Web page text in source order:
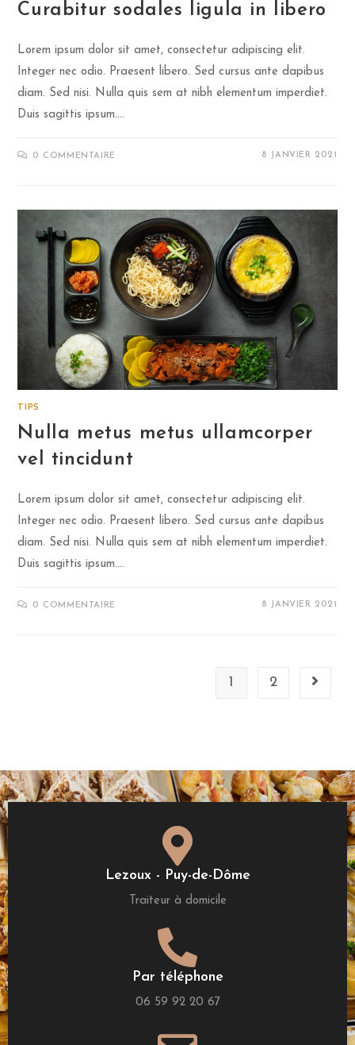
Curabitur sodales ligula in libero
Lorem ipsum dolor sit amet, consectetur adipiscing elit.
Integer nec odio. Praesent libero. Sed cursus ante dapibus
diam. Sed nisi. Nulla quis sem at nibh elementum imperdiet.
Duis sagittis ipsum.…
0 COMMENTAIRE 8 JANVIER 2021
TIPS
Nulla metus metus ullamcorper
vel tincidunt
Lorem ipsum dolor sit amet, consectetur adipiscing elit.
Integer nec odio. Praesent libero. Sed cursus ante dapibus
diam. Sed nisi. Nulla quis sem at nibh elementum imperdiet.
Duis sagittis ipsum.…
0 COMMENTAIRE 8 JANVIER 2021
1 2
Lezoux - Puy-de-Dôme
Traiteur à domicile
Par téléphone
06 59 92 20 67